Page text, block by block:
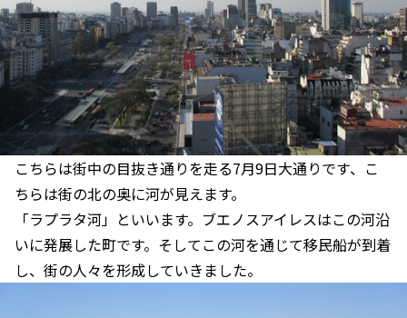
こちらは街中の目抜き通りを走る7月9日大通りです、こ
ちらは街の北の奥に河が見えます。
「ラプラタ河」といいます。ブエノスアイレスはこの河沿
いに発展した町です。そしてこの河を通じて移民船が到着
し、街の人々を形成していきました。